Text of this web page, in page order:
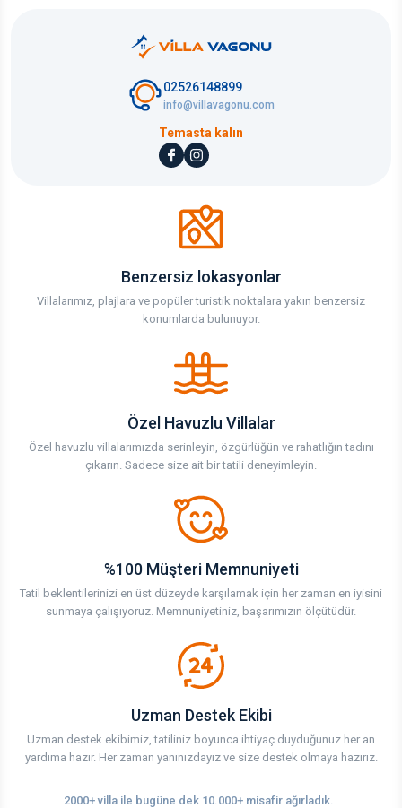
02526148899
info@villavagonu.com
Temasta kalın
Benzersiz lokasyonlar
Villalarımız, plajlara ve popüler turistik noktalara yakın benzersiz
konumlarda bulunuyor.
Özel Havuzlu Villalar
Özel havuzlu villalarımızda serinleyin, özgürlüğün ve rahatlığın tadını
çıkarın. Sadece size ait bir tatili deneyimleyin.
%100 Müşteri Memnuniyeti
Tatil beklentilerinizi en üst düzeyde karşılamak için her zaman en iyisini
sunmaya çalışıyoruz. Memnuniyetiniz, başarımızın ölçütüdür.
Uzman Destek Ekibi
Uzman destek ekibimiz, tatiliniz boyunca ihtiyaç duyduğunuz her an
yardıma hazır. Her zaman yanınızdayız ve size destek olmaya hazırız.
2000+ villa ile bugüne dek 10.000+ misafir ağırladık.